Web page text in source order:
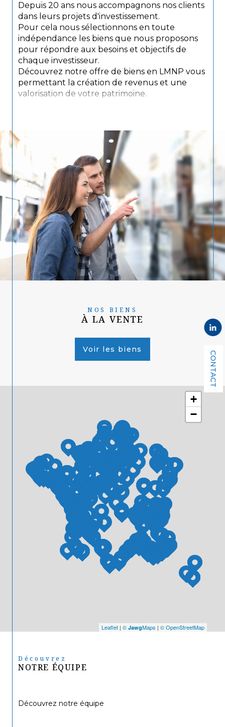
CONTACT
Depuis 20 ans nous accompagnons nos clients
dans leurs projets d'investissement.
Pour cela nous sélectionnons en toute
indépendance les biens que nous proposons
pour répondre aux besoins et objectifs de
chaque investisseur.
Découvrez notre offre de biens en LMNP vous
permettant la création de revenus et une
valorisation de votre patrimoine.
+
−
Leaflet | © JawgMaps | © OpenStreetMap
NOS BIENS
À LA VENTE
Voir les biens
Découvrez
NOTRE ÉQUIPE
Découvrez notre équipe